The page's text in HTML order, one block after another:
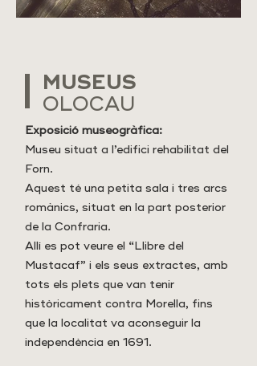
MUSEUS
OLOCAU
Exposició museogràfica:
Museu situat a l’edifici rehabilitat del
Forn.
Aquest té una petita sala i tres arcs
romànics, situat en la part posterior
de la Confraria.
Allí es pot veure el “Llibre del
Mustacaf” i els seus extractes, amb
tots els plets que van tenir
històricament contra Morella, fins
que la localitat va aconseguir la
independència en 1691.